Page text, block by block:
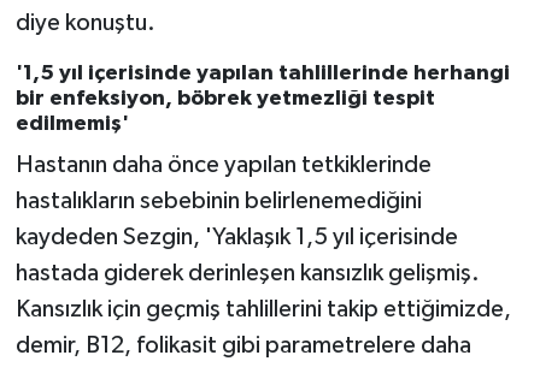
diye konuştu.
'1,5 yıl içerisinde yapılan tahlillerinde herhangi
bir enfeksiyon, böbrek yetmezliği tespit
edilmemiş'
Hastanın daha önce yapılan tetkiklerinde
hastalıkların sebebinin belirlenemediğini
kaydeden Sezgin, 'Yaklaşık 1,5 yıl içerisinde
hastada giderek derinleşen kansızlık gelişmiş.
Kansızlık için geçmiş tahlillerini takip ettiğimizde,
demir, B12, folikasit gibi parametrelere daha